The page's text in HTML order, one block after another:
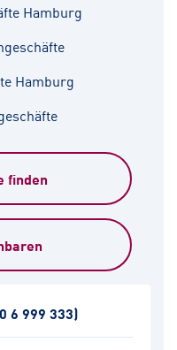
Hamburg
Hamburg
finden
6 999 333)